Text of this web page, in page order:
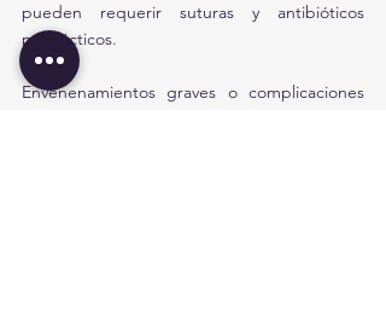
pueden requerir suturas y antibióticos
profilácticos.
Envenenamientos graves o complicaciones